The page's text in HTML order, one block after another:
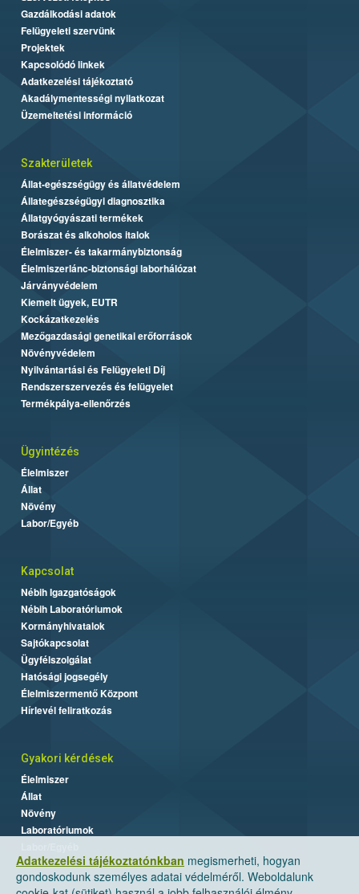
Adatkezelési tájékoztatónkban megismerheti, hogyan
gondoskodunk személyes adatai védelméről. Weboldalunk
Gazdálkodási adatok
Felügyeleti szervünk
Projektek
Kapcsolódó linkek
Adatkezelési tájékoztató
Akadálymentességi nyilatkozat
Üzemeltetési információ
Szakterületek
Állat-egészségügy és állatvédelem
Állategészségügyi diagnosztika
Állatgyógyászati termékek
Borászat és alkoholos italok
Élelmiszer- és takarmánybiztonság
Élelmiszerlánc-biztonsági laborhálózat
Járványvédelem
Kiemelt ügyek, EUTR
Kockázatkezelés
Mezőgazdasági genetikai erőforrások
Növényvédelem
Nyilvántartási és Felügyeleti Díj
Rendszerszervezés és felügyelet
Termékpálya-ellenőrzés
Ügyintézés
Élelmiszer
Állat
Növény
Labor/Egyéb
Kapcsolat
Nébih Igazgatóságok
Nébih Laboratóriumok
Kormányhivatalok
Sajtókapcsolat
Ügyfélszolgálat
Hatósági jogsegély
Élelmiszermentő Központ
Hírlevél feliratkozás
Gyakori kérdések
Élelmiszer
Állat
Növény
Laboratóriumok